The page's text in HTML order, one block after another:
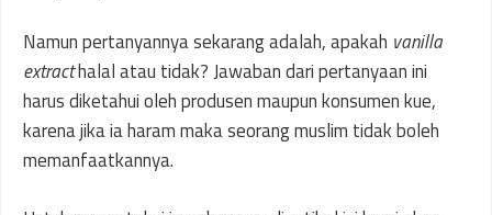
Namun pertanyannya sekarang adalah, apakah vanilla
extracthalal atau tidak? Jawaban dari pertanyaan ini
harus diketahui oleh produsen maupun konsumen kue,
karena jika ia haram maka seorang muslim tidak boleh
memanfaatkannya.